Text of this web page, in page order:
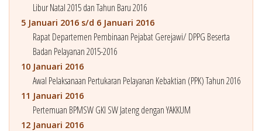
Libur Natal 2015 dan Tahun Baru 2016
5 Januari 2016 s/d 6 Januari 2016
Rapat Departemen Pembinaan Pejabat Gerejawi/ DPPG Beserta
Badan Pelayanan 2015-2016
10 Januari 2016
Awal Pelaksanaan Pertukaran Pelayanan Kebaktian (PPK) Tahun 2016
11 Januari 2016
Pertemuan BPMSW GKI SW Jateng dengan YAKKUM
12 Januari 2016